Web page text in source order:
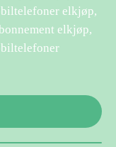
elkjøp,
elkjøp,